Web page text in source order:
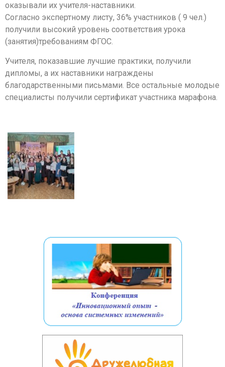
оказывали их учителя-наставники.
Согласно экспертному листу, 36% участников ( 9 чел.)
получили высокий уровень соответствия урока
(занятия)требованиям ФГОС.
Учителя, показавшие лучшие практики, получили
дипломы, а их наставники награждены
благодарственными письмами. Все остальные молодые
специалисты получили сертификат участника марафона.